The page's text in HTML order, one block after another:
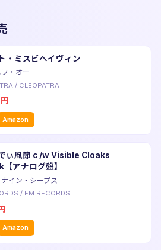
・ミスビヘイヴィン
・オー
/ CLEOPATRA
円
Amazon
ぃ風節 c /w Visible Cloaks
アナログ盤】
イン・シープス
/ EM RECORDS
Amazon